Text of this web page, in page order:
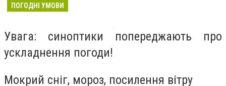
ПОГОДНІ УМОВИ
Увага: синоптики попереджають про
ускладнення погоди!
Мокрий сніг, мороз, посилення вітру